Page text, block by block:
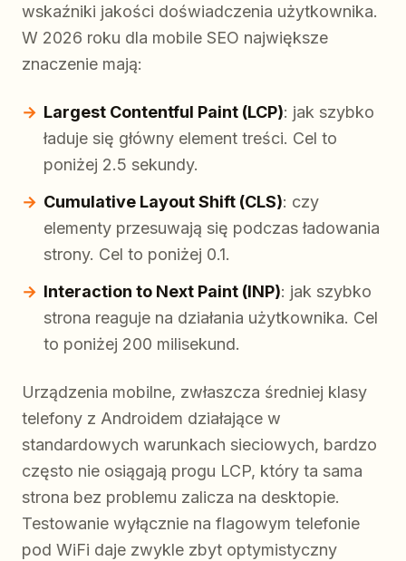
wskaźniki jakości doświadczenia użytkownika.
W 2026 roku dla mobile SEO największe
znaczenie mają:
Largest Contentful Paint (LCP): jak szybko
ładuje się główny element treści. Cel to
poniżej 2.5 sekundy.
Cumulative Layout Shift (CLS): czy
elementy przesuwają się podczas ładowania
strony. Cel to poniżej 0.1.
Interaction to Next Paint (INP): jak szybko
strona reaguje na działania użytkownika. Cel
to poniżej 200 milisekund.
Urządzenia mobilne, zwłaszcza średniej klasy
telefony z Androidem działające w
standardowych warunkach sieciowych, bardzo
często nie osiągają progu LCP, który ta sama
strona bez problemu zalicza na desktopie.
Testowanie wyłącznie na flagowym telefonie
pod WiFi daje zwykle zbyt optymistyczny